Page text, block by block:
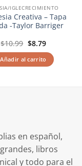
IGLECRECIMIENTO
Creativa – Tapa
-Taylor Barriger
$10.99 El
original
era:
$10.99.
$8.79El
actual
es:
$8.79.
Añadir al carrito
en español,
libros
y todo para el